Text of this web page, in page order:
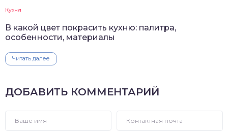
Кухня
В какой цвет покрасить кухню: палитра,
особенности, материалы
Читать далее
ДОБАВИТЬ КОММЕНТАРИЙ